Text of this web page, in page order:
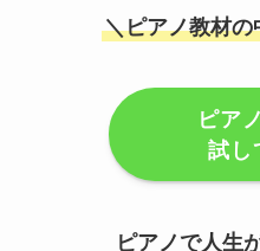
＼ピアノ教材
ピア
試し
ピアノで人生